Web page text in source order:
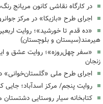
در کارگاه نقاشی کانون مریانج
اجرای طرح «بازیکا» در مرکز
«ده قدم تا خورشید»؛ روایت
هیرمند(سیستان و بلوچستان)
زنجان
اجرای طرح ملی «گلستان‌خوانی»
روایت پنجم/ مرکز اسدآباد؛
کتابخانه سیار روستایی